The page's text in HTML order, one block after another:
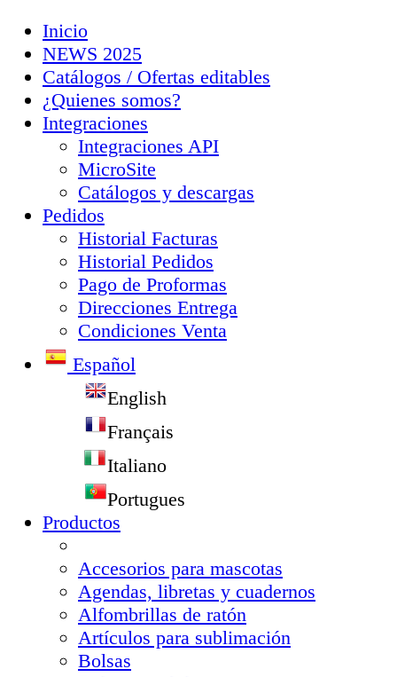
Inicio
NEWS 2025
Catálogos / Ofertas editables
¿Quienes somos?
Integraciones
Integraciones API
MicroSite
Catálogos y descargas
Pedidos
Historial Facturas
Historial Pedidos
Pago de Proformas
Direcciones Entrega
Condiciones Venta
Español
English
Français
Italiano
Portugues
Productos
Accesorios para mascotas
Agendas, libretas y cuadernos
Alfombrillas de ratón
Artículos para sublimación
Bolsas